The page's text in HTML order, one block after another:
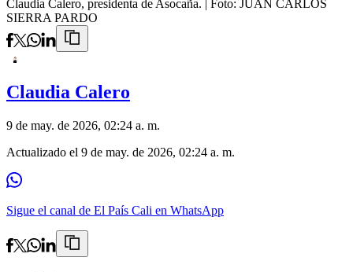
Claudia Calero, presidenta de Asocaña. | Foto: JUAN CARLOS
SIERRA PARDO
Claudia Calero
9 de may. de 2026, 02:24 a. m.
Actualizado el 9 de may. de 2026, 02:24 a. m.
Sigue el canal de El País Cali en WhatsApp